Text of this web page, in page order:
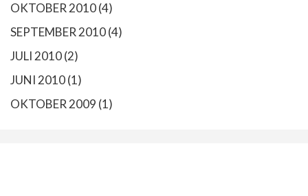
OKTOBER 2010(4)
SEPTEMBER 2010(4)
JULI 2010(2)
JUNI 2010(1)
OKTOBER 2009 (1)